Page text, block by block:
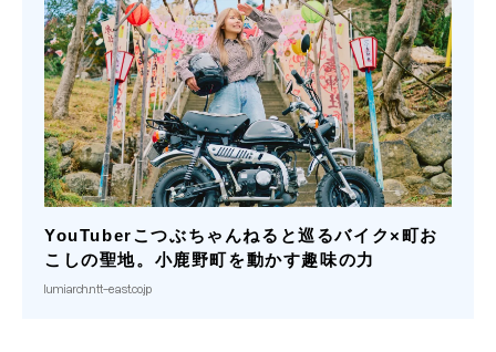
YouTuberこつぶちゃんねると巡るバイク×町お
こしの聖地。小鹿野町を動かす趣味の力
lumiarch.ntt-east.co.jp